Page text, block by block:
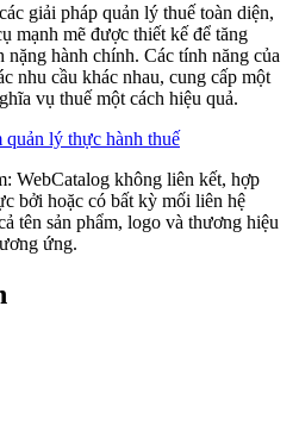
giải pháp quản lý thuế toàn diện,
mạnh mẽ được thiết kế để tăng
nặng hành chính. Các tính năng của
nhu cầu khác nhau, cung cấp một
vụ thuế một cách hiệu quả.
quản lý thực hành thuế
WebCatalog không liên kết, hợp
bởi hoặc có bất kỳ mối liên hệ
tên sản phẩm, logo và thương hiệu
ứng.